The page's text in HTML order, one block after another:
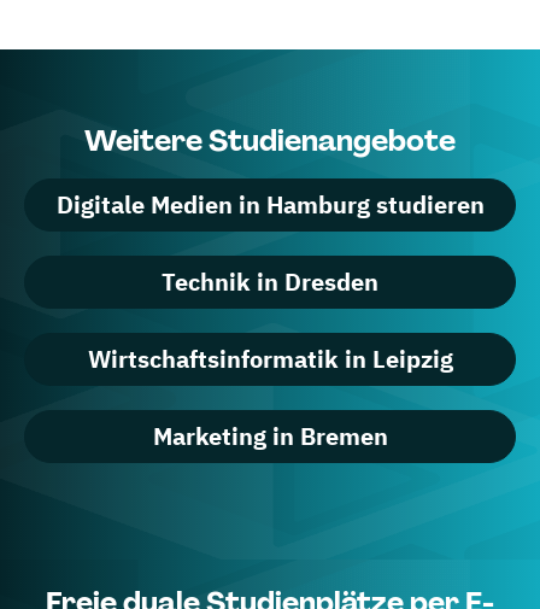
Weitere Studienangebote
Digitale Medien in Hamburg studieren
Technik in Dresden
Wirtschaftsinformatik in Leipzig
Marketing in Bremen